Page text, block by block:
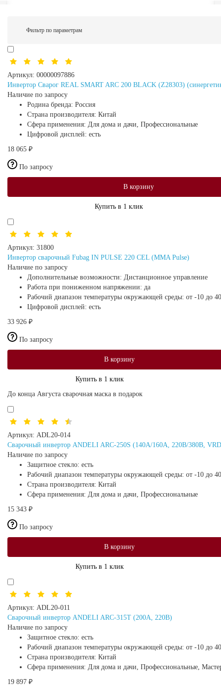
Фильтр по параметрам
Артикул: 00000097886
Инвертор Сварог REAL SMART ARC 200 BLACK (Z28303)
Наличие по запросу
Родина бренда: Россия
Страна производителя: Китай
Сфера применения: Для дома и дачи, Профессиональные
Цифровой дисплей: есть
18 065 ₽
По запросу
В корзину
Купить в 1 клик
Артикул: 31800
Инвертор сварочный Fubag IN PULSE 220 CEL (MMA Pulse)
Наличие по запросу
Дополнительные возможности: Дистанционное управление
Работа при пониженном напряжении: да
Рабочий диапазон температуры окружающей среды: от -10 до
Цифровой дисплей: есть
33 926 ₽
По запросу
В корзину
Купить в 1 клик
До конца Августа сварочная маска в подарок
Артикул: ADL20-014
Сварочный инвертор ANDELI ARC-250S (140А/160А, 220В/380В,
Наличие по запросу
Защитное стекло: есть
Рабочий диапазон температуры окружающей среды: от -10 до
Страна производителя: Китай
Сфера применения: Для дома и дачи, Профессиональные
15 343 ₽
По запросу
В корзину
Купить в 1 клик
Артикул: ADL20-011
Сварочный инвертор ANDELI ARC-315T (200А, 220В)
Наличие по запросу
Защитное стекло: есть
Рабочий диапазон температуры окружающей среды: от -10 до
Страна производителя: Китай
Сфера применения: Для дома и дачи, Профессиональные,
19 897 ₽